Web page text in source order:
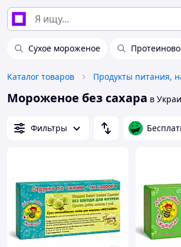
Сухое мороженое
Каталог товаров Продукты питания,
Мороженое без сахара в
Фильтры